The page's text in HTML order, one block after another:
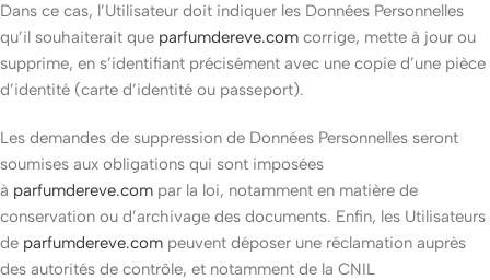
Dans ce cas, l’Utilisateur doit indiquer les Données Personnelles
qu’il souhaiterait que parfumdereve.com corrige, mette à jour ou
supprime, en s’identifiant précisément avec une copie d’une pièce
d’identité (carte d’identité ou passeport).
Les demandes de suppression de Données Personnelles seront
soumises aux obligations qui sont imposées
à parfumdereve.com par la loi, notamment en matière de
conservation ou d’archivage des documents. Enfin, les Utilisateurs
de parfumdereve.com peuvent déposer une réclamation auprès
des autorités de contrôle, et notamment de la CNIL